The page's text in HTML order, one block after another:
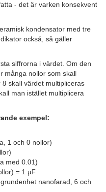
- det är varken konsekvent
kondensator med tre
också, så gäller
siffrorna i värdet. Om den
många nollor som skall
skall värdet multipliceras
man istället multiplicera
exempel:
1 och 0 nollor)
med 0.01)
= 1 µF
nanofarad, 6 och